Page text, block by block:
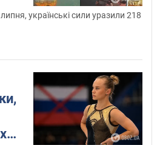
українські сили уразили 218